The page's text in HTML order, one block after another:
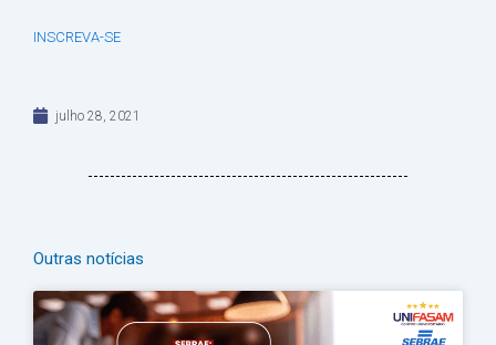
INSCREVA-SE
julho 28, 2021
Outras notícias
PáginaPágina
PáginaPáginaPágina